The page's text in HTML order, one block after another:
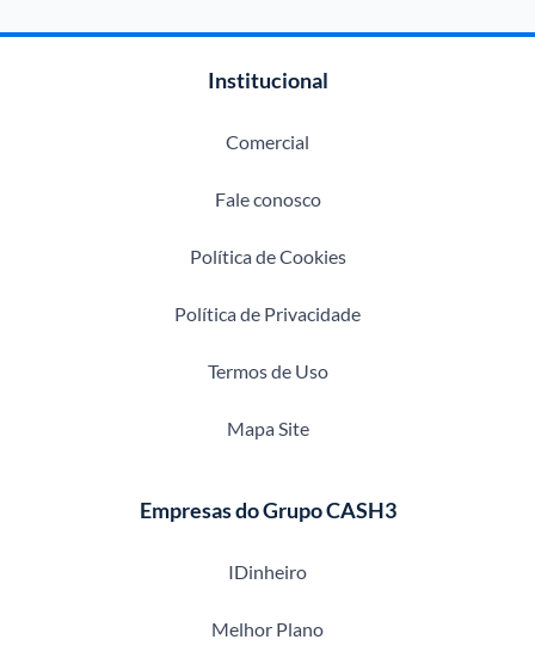
Institucional
Comercial
Fale conosco
Política de Cookies
Política de Privacidade
Termos de Uso
Mapa Site
Empresas do Grupo CASH3
IDinheiro
Melhor Plano